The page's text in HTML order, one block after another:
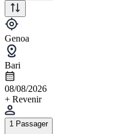
Genoa
Bari
08/08/2026
+ Revenir
1 Passager